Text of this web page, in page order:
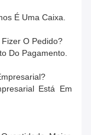
É Uma Caixa.
O Pedido?
Do Pagamento.
Está Em